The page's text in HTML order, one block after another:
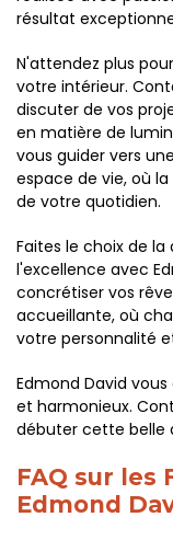
résultat
N'attendez plus
votre intérieur.
discuter de vos
en matière de
vous guider vers
espace de vie, où
de votre quotidien.
Faites le choix de
l'excellence avec
concrétiser vos
accueillante, où
votre personnalité
Edmond David
et harmonieux.
débuter cette belle
FAQ sur les
Edmond